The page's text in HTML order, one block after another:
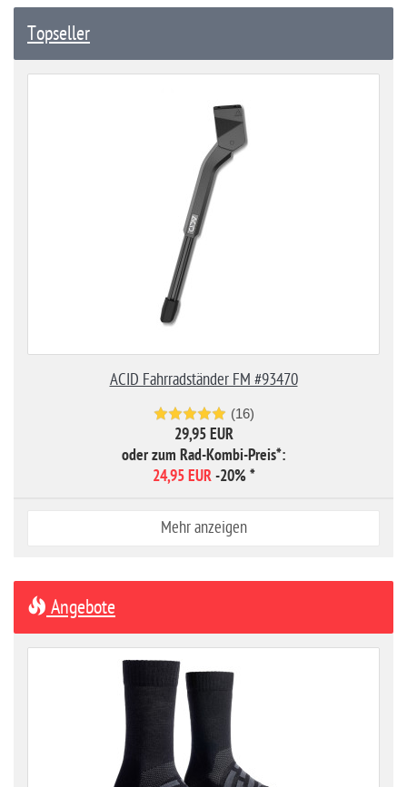
Topseller
ACID Fahrradständer FM #93470
(16)
29,95 EUR
oder zum Rad-Kombi-Preis*:
24,95 EUR -20%*
Mehr anzeigen
Angebote